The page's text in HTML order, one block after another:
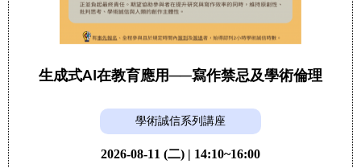
生成式AI在教育應用──寫作禁忌及學術倫理
學術誠信系列講座
2026-08-11 (二) | 14:10~16:00